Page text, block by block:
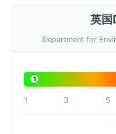
英国
Department for
1
1 3 5